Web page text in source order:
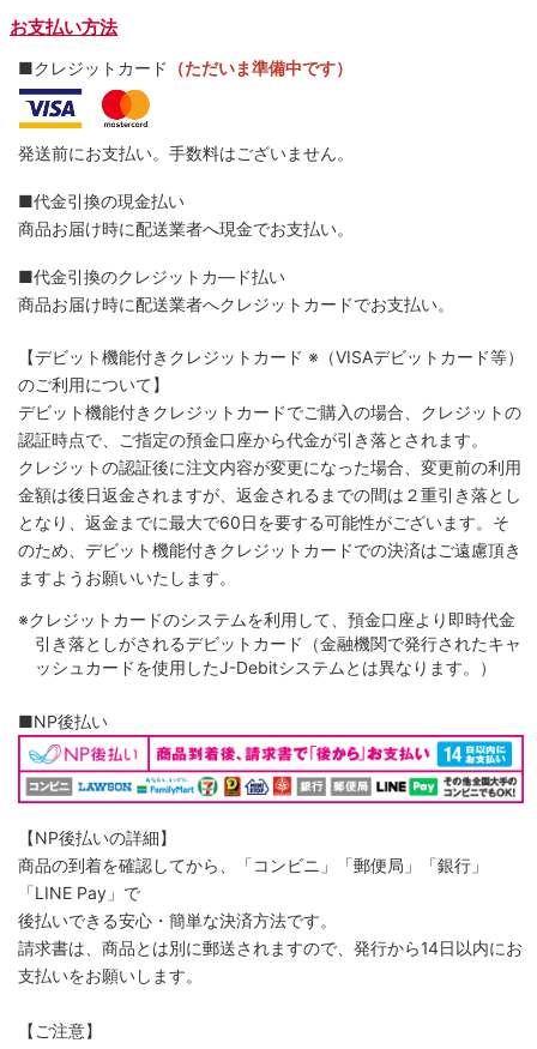
お支払い方法
■クレジットカード （ただいま準備中です）
発送前にお支払い。手数料はございません。
■代金引換の現金払い
商品お届け時に配送業者へ現金でお支払い。
■代金引換のクレジットカ―ド払い
商品お届け時に配送業者へクレジットカードでお支払い。
【デビット機能付きクレジットカード ※（VISAデビットカード等）
のご利用について】
デビット機能付きクレジットカードでご購入の場合、クレジットの
認証時点で、ご指定の預金口座から代金が引き落とされます。
クレジットの認証後に注文内容が変更になった場合、変更前の利用
金額は後日返金されますが、返金されるまでの間は２重引き落とし
となり、返金までに最大で60日を要する可能性がございます。そ
のため、デビット機能付きクレジットカードでの決済はご遠慮頂き
ますようお願いいたします。
※クレジットカードのシステムを利用して、預金口座より即時代金
引き落としがされるデビットカード（金融機関で発行されたキャ
ッシュカードを使用したJ-Debitシステムとは異なります。）
■NP後払い
【NP後払いの詳細】
商品の到着を確認してから、「コンビニ」「郵便局」「銀行」
「LINE Pay」で
後払いできる安心・簡単な決済方法です。
請求書は、商品とは別に郵送されますので、発行から14日以内にお
支払いをお願いします。
【ご注意】